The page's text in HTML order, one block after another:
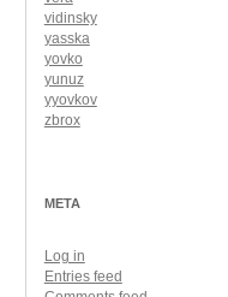
vidinsky
yasska
yovko
yunuz
yyovkov
zbrox
META
Log in
Entries feed